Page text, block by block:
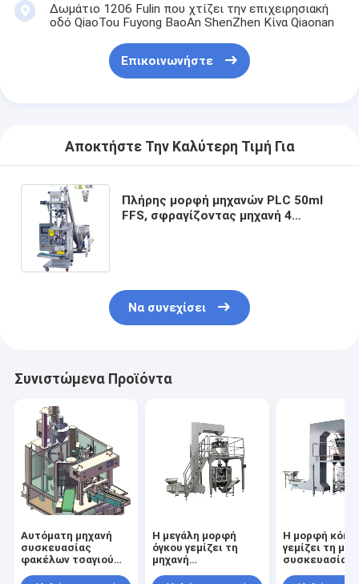
Δωμάτιο 1206 Fulin που χτίζει την επιχειρησιακή
οδό QiaoTou Fuyong BaoAn ShenZhen Κίνα Qiaonan
Επικοινωνήστε
Αποκτήστε Την Καλύτερη Τιμή Για
Πλήρης μορφή μηχανών PLC 50ml
FFS, σφραγίζοντας μηχανή 4
Να συνεχίσει
Συνιστώμενα Προϊόντα
Αυτόματη μηχανή
συσκευασίας
φακέλων τσαγιού
Η μεγάλη μορφή
όγκου γεμίζει τη
μηχανή
Η μορφή
γεμίζει τη
συσκευασίας